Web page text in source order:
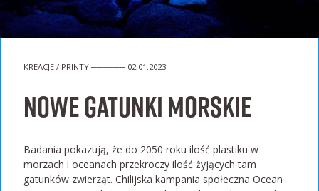
KREACJE / PRINTY ────── 02.01.2023
Nowe gatunki morskie
Badania pokazują, że do 2050 roku ilość plastiku w
morzach i oceanach przekroczy ilość żyjących tam
gatunków zwierząt. Chilijska kampania społeczna Ocean